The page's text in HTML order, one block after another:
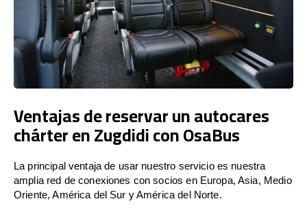
Ventajas de reservar un autocares
chárter en Zugdidi con OsaBus
La principal ventaja de usar nuestro servicio es nuestra
amplia red de conexiones con socios en Europa, Asia, Medio
Oriente, América del Sur y América del Norte.